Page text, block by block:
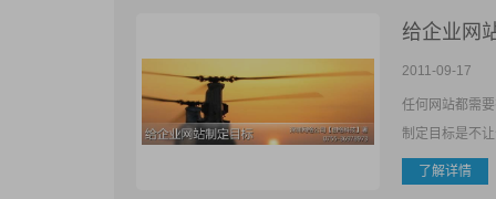
给企业网
2011-09-17
任何网站都需
制定目标是不
了解详情